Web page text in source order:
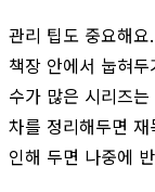
관리 팁도 중요해
책장 안에서 눕혀
수가 많은 시리즈
차를 정리해두면
인해 두면 나중에